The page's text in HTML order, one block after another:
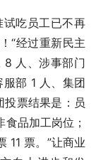
试吃员工已不再
“经过重新民主
8 人、涉事部门
部 1 人、集团
投票结果是：员
品加工岗位；
11 票。”让商业